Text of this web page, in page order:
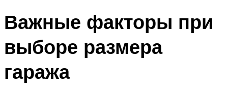
Важные факторы при
выборе размера
гаража